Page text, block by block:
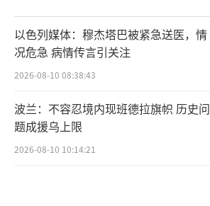
以色列媒体：穆杰塔巴被紧急送医，情
况危急 病情传言引关注
2026-08-10 08:38:43
波兰：不容忍境内现班德拉旗帜 历史问
题成援乌上限
2026-08-10 10:14:21